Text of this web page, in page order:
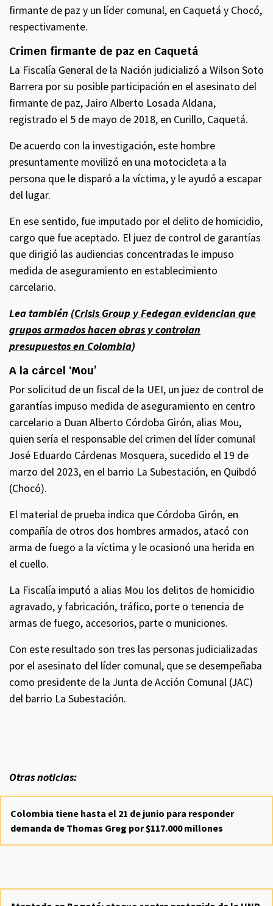
firmante de paz y un líder comunal, en Caquetá y Chocó,
respectivamente.
Crimen firmante de paz en Caquetá
La Fiscalía General de la Nación judicializó a Wilson Soto
Barrera por su posible participación en el asesinato del
firmante de paz, Jairo Alberto Losada Aldana,
registrado el 5 de mayo de 2018, en Curillo, Caquetá.
De acuerdo con la investigación, este hombre
presuntamente movilizó en una motocicleta a la
persona que le disparó a la víctima, y le ayudó a escapar
del lugar.
En ese sentido, fue imputado por el delito de homicidio,
cargo que fue aceptado. El juez de control de garantías
que dirigió las audiencias concentradas le impuso
medida de aseguramiento en establecimiento
carcelario.
Lea también (Crisis Group y Fedegan evidencian que
grupos armados hacen obras y controlan
presupuestos en Colombia)
A la cárcel ‘Mou’
Por solicitud de un fiscal de la UEI, un juez de control de
garantías impuso medida de aseguramiento en centro
carcelario a Duan Alberto Córdoba Girón, alias Mou,
quien sería el responsable del crimen del líder comunal
José Eduardo Cárdenas Mosquera, sucedido el 19 de
marzo del 2023, en el barrio La Subestación, en Quibdó
(Chocó).
El material de prueba indica que Córdoba Girón, en
compañía de otros dos hombres armados, atacó con
arma de fuego a la víctima y le ocasionó una herida en
el cuello.
La Fiscalía imputó a alias Mou los delitos de homicidio
agravado, y fabricación, tráfico, porte o tenencia de
armas de fuego, accesorios, parte o municiones.
Con este resultado son tres las personas judicializadas
por el asesinato del líder comunal, que se desempeñaba
como presidente de la Junta de Acción Comunal (JAC)
del barrio La Subestación.
Otras noticias:
Colombia tiene hasta el 21 de junio para responder
demanda de Thomas Greg por $117.000 millones